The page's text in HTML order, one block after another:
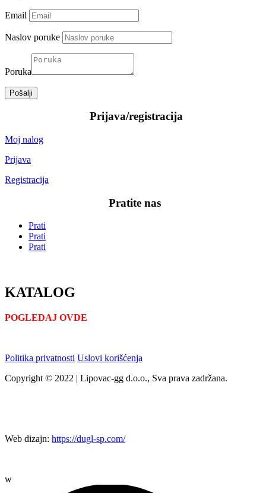
Email
Naslov poruke
Poruka
Pošalji
Prijava/registracija—–
Moj nalog
Prijava
Registracija
Pratite nas
Prati
Prati
Prati
KATALOG
POGLEDAJ OVDE
Politika privatnosti Uslovi korišćenja
Copyright © 2022 | Lipovac-gg d.o.o., Sva prava zadržana.
Web dizajn: https://dugl-sp.com/
w